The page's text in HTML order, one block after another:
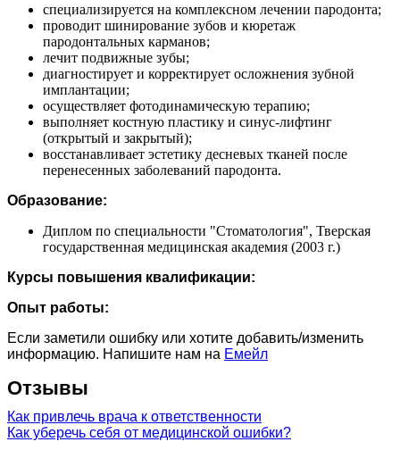
специализируется на комплексном лечении пародонта;
проводит шинирование зубов и кюретаж
пародонтальных карманов;
лечит подвижные зубы;
диагностирует и корректирует осложнения зубной
имплантации;
осуществляет фотодинамическую терапию;
выполняет костную пластику и синус-лифтинг
(открытый и закрытый);
восстанавливает эстетику десневых тканей после
перенесенных заболеваний пародонта.
Образование:
Диплом по специальности "Стоматология", Тверская
государственная медицинская академия (2003 г.)
Курсы повышения квалификации:
Опыт работы:
Если заметили ошибку или хотите добавить/изменить
информацию. Напишите нам на Емейл
Отзывы
Как привлечь врача к ответственности
Как уберечь себя от медицинской ошибки?